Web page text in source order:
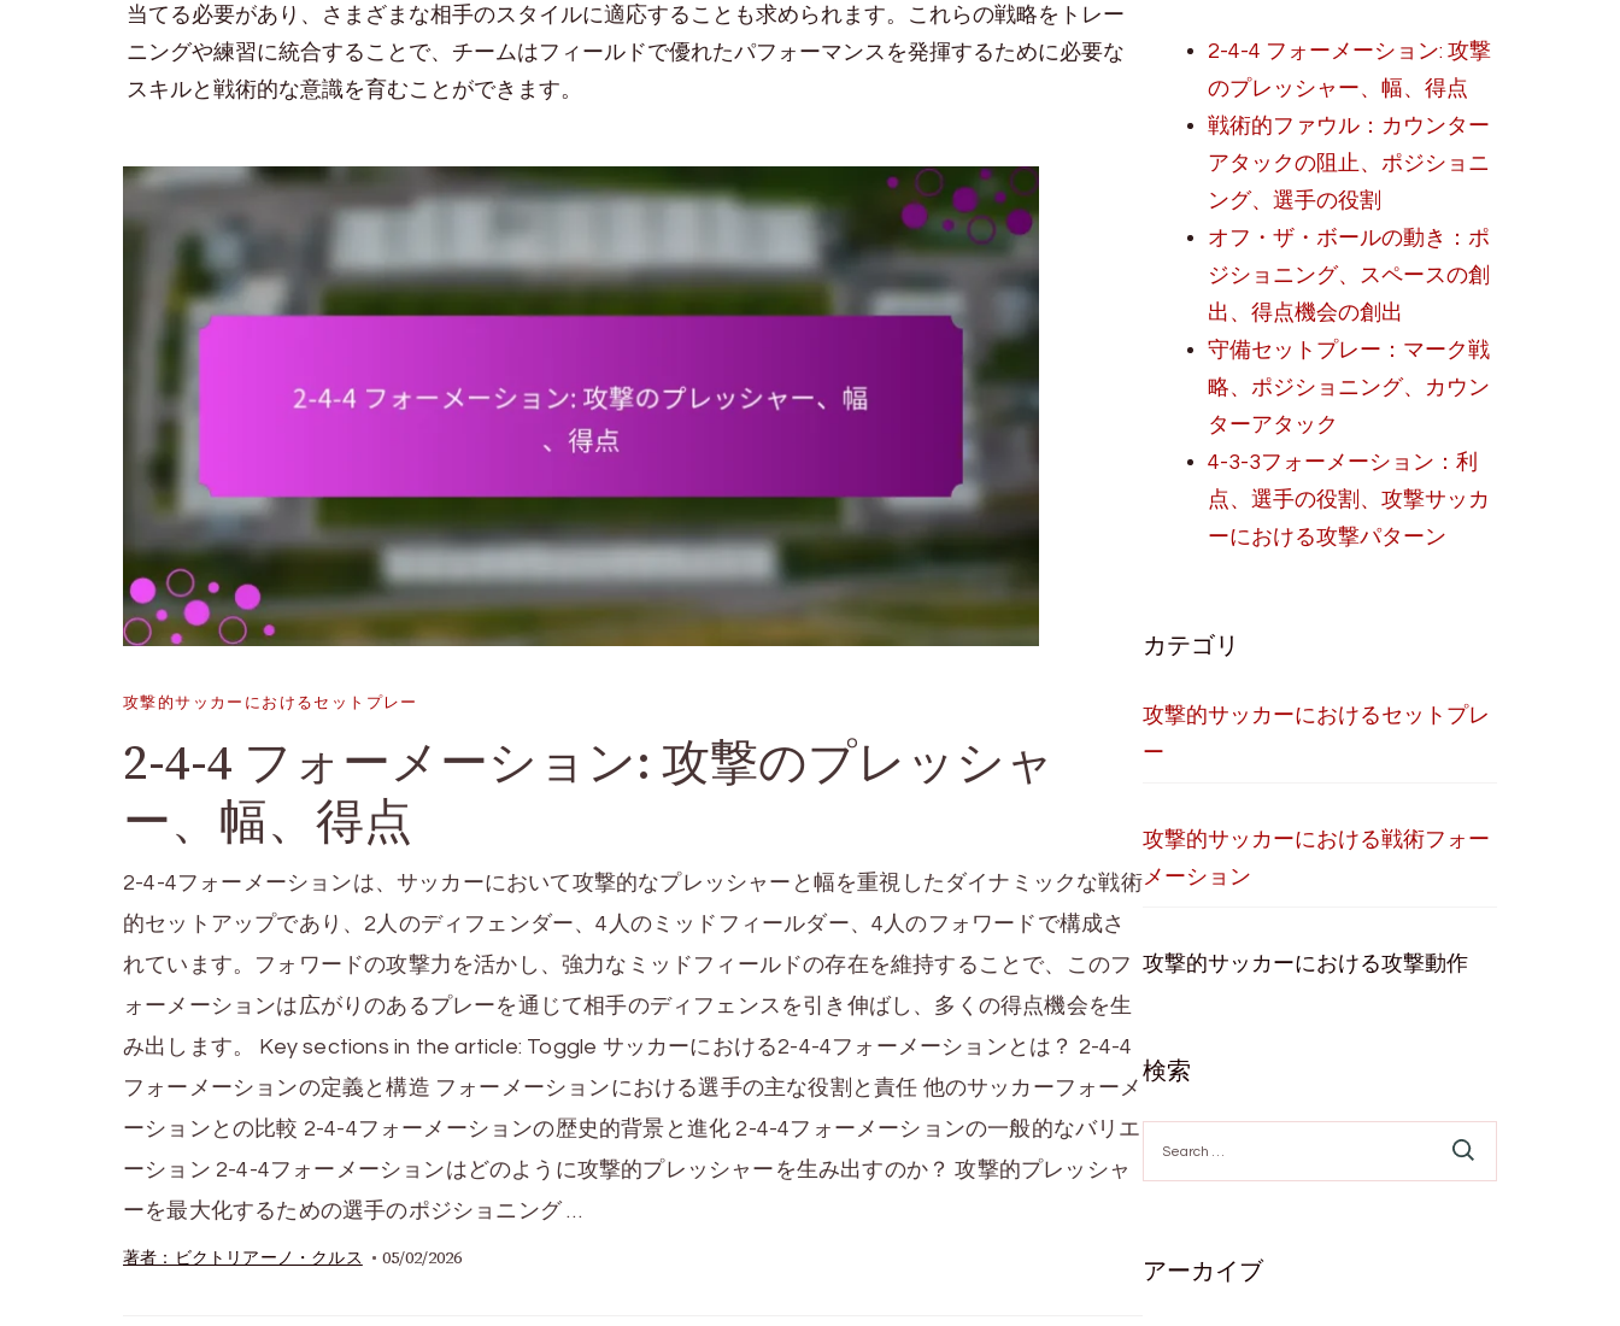
当てる必要があり、さまざまな相手のスタイルに適応することも求められます。これらの戦略をトレー
ニングや練習に統合することで、チームはフィールドで優れたパフォーマンスを発揮するために必要な
スキルと戦術的な意識を育むことができます。
攻撃的サッカーにおけるセットプレー
2-4-4 フォーメーション: 攻撃のプレッシャ
ー、幅、得点
2-4-4フォーメーションは、サッカーにおいて攻撃的なプレッシャーと幅を重視したダイナミックな戦術
的セットアップであり、2人のディフェンダー、4人のミッドフィールダー、4人のフォワードで構成さ
れています。フォワードの攻撃力を活かし、強力なミッドフィールドの存在を維持することで、このフ
ォーメーションは広がりのあるプレーを通じて相手のディフェンスを引き伸ばし、多くの得点機会を生
み出します。 Key sections in the article: Toggle サッカーにおける2-4-4フォーメーションとは？ 2-4-4
フォーメーションの定義と構造 フォーメーションにおける選手の主な役割と責任 他のサッカーフォーメ
ーションとの比較 2-4-4フォーメーションの歴史的背景と進化 2-4-4フォーメーションの一般的なバリエ
ーション 2-4-4フォーメーションはどのように攻撃的プレッシャーを生み出すのか？ 攻撃的プレッシャ
ーを最大化するための選手のポジショニング …
著者：ビクトリアーノ・クルス 05/02/2026
2-4-4 フォーメーション: 攻撃
のプレッシャー、幅、得点
戦術的ファウル：カウンター
アタックの阻止、ポジショニ
ング、選手の役割
オフ・ザ・ボールの動き：ポ
ジショニング、スペースの創
出、得点機会の創出
守備セットプレー：マーク戦
略、ポジショニング、カウン
ターアタック
4-3-3フォーメーション：利
点、選手の役割、攻撃サッカ
ーにおける攻撃パターン
カテゴリ
攻撃的サッカーにおけるセットプレ
ー
攻撃的サッカーにおける戦術フォー
メーション
攻撃的サッカーにおける攻撃動作
検索
for:
アーカイブ